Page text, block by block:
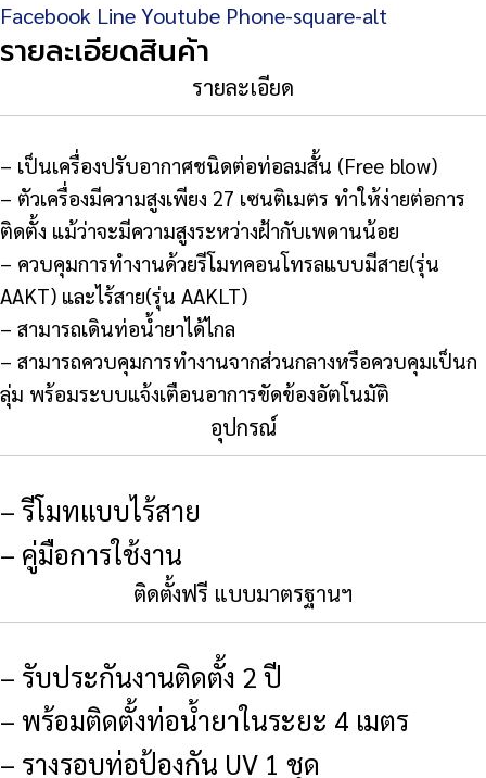
Facebook LineYoutube Phone-square-alt
รายละเอียดสินค้า
รายละเอียด
– เป็นเครื่องปรับอากาศชนิดต่อท่อลมสั้น (Free blow)
– ตัวเครื่องมีความสูงเพียง 27 เซนติเมตร ทำให้ง่ายต่อการ
ติดตั้ง แม้ว่าจะมีความสูงระหว่างฝ้ากับเพดานน้อย
– ควบคุมการทำงานด้วยรีโมทคอนโทรลแบบมีสาย(รุ่น
AAKT) และไร้สาย(รุ่น AAKLT)
– สามารถเดินท่อน้ำยาได้ไกล
– สามารถควบคุมการทำงานจากส่วนกลางหรือควบคุมเป็นก
ลุ่ม พร้อมระบบแจ้งเตือนอาการขัดข้องอัตโนมัติ
อุปกรณ์
– รีโมทแบบไร้สาย
– คู่มือการใช้งาน
ติดตั้งฟรี แบบมาตรฐานฯ
– รับประกันงานติดตั้ง 2 ปี
– พร้อมติดตั้งท่อน้ำยาในระยะ 4 เมตร
– รางรอบท่อป้องกัน UV 1 ชุด